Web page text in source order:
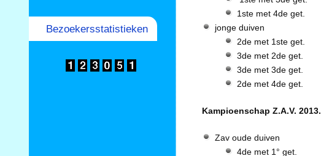
1ste met 4de get.
jonge duiven
2de met 1ste get.
3de met 2de get.
3de met 3de get.
2de met 4de get.
Kampioenschap Z.A.V. 2013.
Zav oude duiven
4de met 1° get.
Bezoekersstatistieken